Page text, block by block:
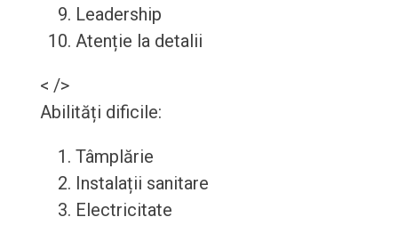
Leadership
Atenție la detalii
< />
Abilități dificile:
Tâmplărie
Instalații sanitare
Electricitate